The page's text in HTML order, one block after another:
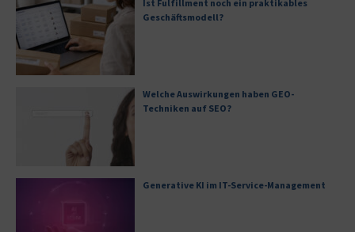
Ist Fulfillment noch ein praktikables
Geschäftsmodell?
Welche Auswirkungen haben GEO-
Techniken auf SEO?
Generative KI im IT-Service-Management